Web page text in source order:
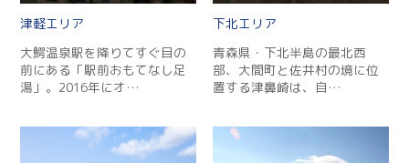
津軽
大鰐温泉駅を降りてすぐ目の
前にある「駅前おもてなし足
湯」。2016年にオ…
下北
青森県・下北半島の最北西
部、大間町と佐井村の境に位
置する津鼻崎は、自…